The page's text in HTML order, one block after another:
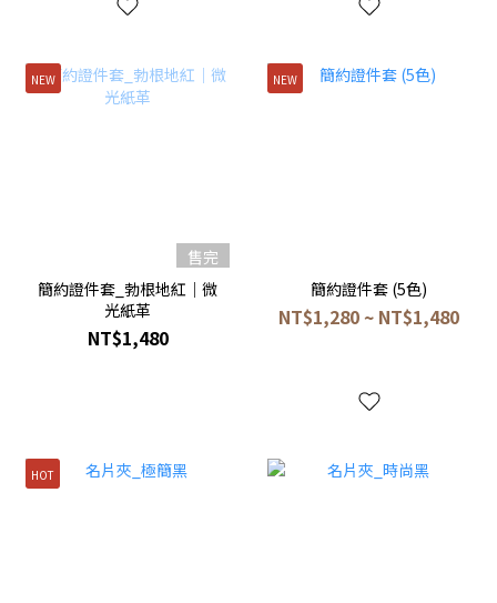
NEW
售完
簡約證件套_勃根地紅｜微
光紙革
NT$1,480
NEW
簡約證件套 (5色)
NT$1,280 ~ NT$1,480
HOT